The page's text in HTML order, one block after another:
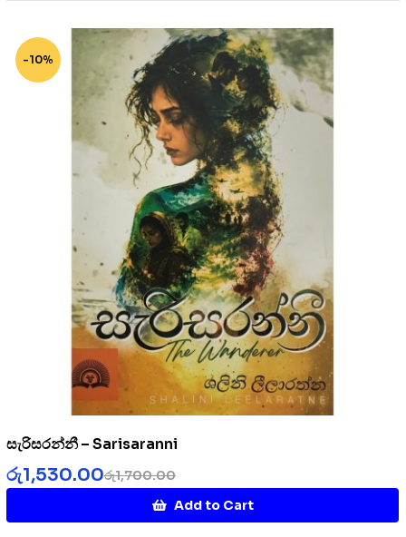
-10%
සැරිසරන්නී – Sarisaranni
රු1,700.00
රු1,530.00
Add to Cart